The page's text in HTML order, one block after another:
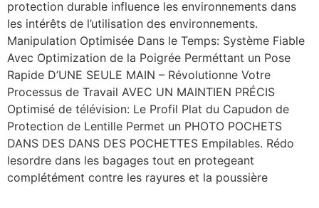
protection durable influence les environnements dans
les intérêts de l’utilisation des environnements.
Manipulation Optimisée Dans le Temps: Système Fiable
Avec Optimization de la Poigrée Perméttant un Pose
Rapide D’UNE SEULE MAIN – Révolutionne Votre
Processus de Travail AVEC UN MAINTIEN PRÉCIS
Optimisé de télévision: Le Profil Plat du Capudon de
Protection de Lentille Permet un PHOTO POCHETS
DANS DES DANS DES POCHETTES Empilables. Rédo
lesordre dans les bagages tout en protegeant
complétément contre les rayures et la poussière